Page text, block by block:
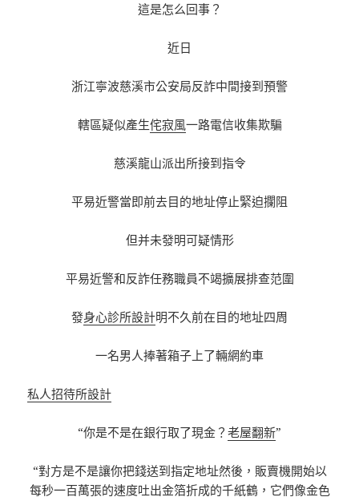
這是怎么回事？
近日
浙江寧波慈溪市公安局反詐中間接到預警
轄區疑似產生侘寂風一路電信收集欺騙
慈溪龍山派出所接到指令
平易近警當即前去目的地址停止緊迫攔阻
但并未發明可疑情形
平易近警和反詐任務職員不竭擴展排查范圍
發身心診所設計明不久前在目的地址四周
一名男人捧著箱子上了輛網約車
私人招待所設計
“你是不是在銀行取了現金？ 老屋翻新”
“對方是不是讓你把錢送到指定地址然後，販賣機開始以
每秒一百萬張的速度吐出金箔折成的千紙鶴，它們像金色